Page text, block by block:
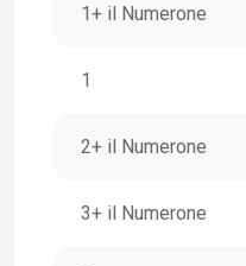
1+ il Numerone
1
2+ il Numerone
3+ il Numerone